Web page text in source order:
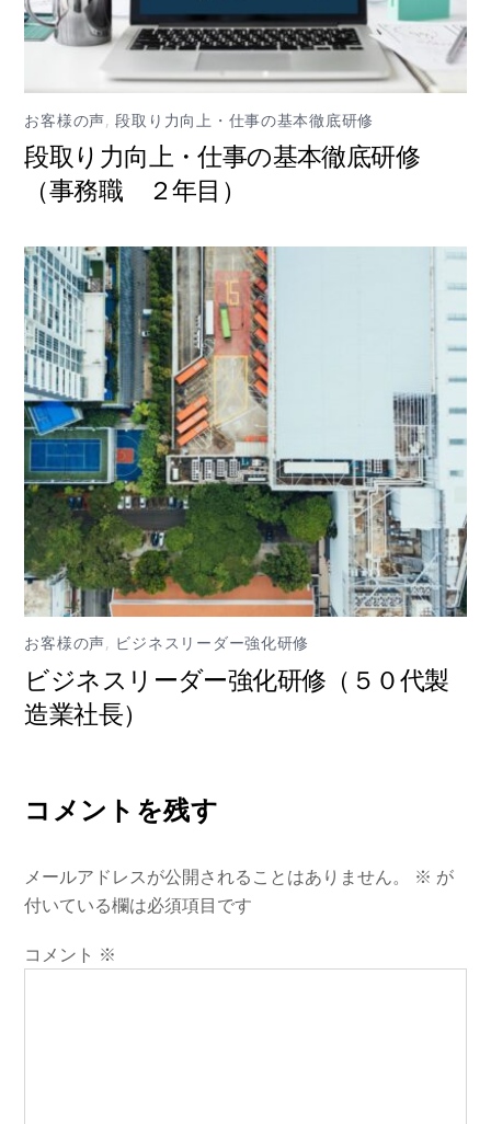
お客様の声,段取り力向上・仕事の基本徹底研修
段取り力向上・仕事の基本徹底研修
（事務職 ２年目）
お客様の声, ビジネスリーダー強化研修
ビジネスリーダー強化研修（５０代製
造業社長）
コメントを残す
メールアドレスが公開されることはありません。 ※ が
付いている欄は必須項目です
コメント ※